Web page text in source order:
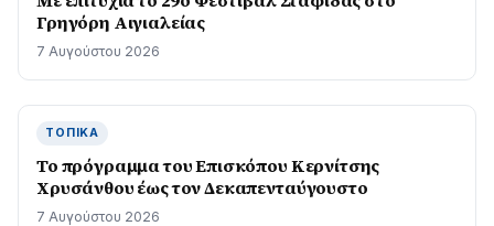
Γρηγόρη Aιγιαλείας
7 Αυγούστου 2026
ΤΟΠΙΚΆ
Το πρόγραμμα του Επισκόπου Κερνίτσης
Χρυσάνθου έως τον Δεκαπενταύγουστο
7 Αυγούστου 2026